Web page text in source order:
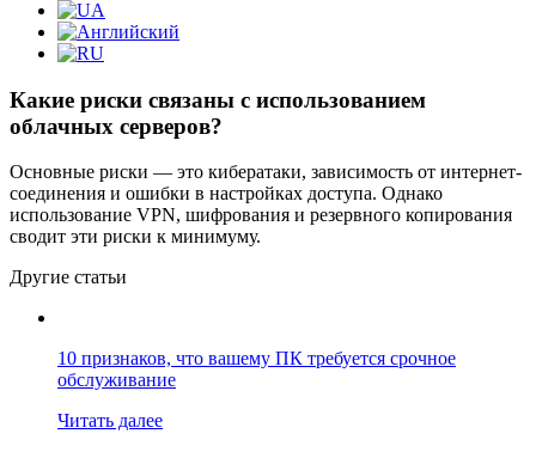
Какие риски связаны с использованием
облачных серверов?
Основные риски ― это кибератаки, зависимость от интернет-
соединения и ошибки в настройках доступа. Однако
использование VPN, шифрования и резервного копирования
сводит эти риски к минимуму.
Другие статьи
10 признаков, что вашему ПК требуется срочное
обслуживание
Читать далее